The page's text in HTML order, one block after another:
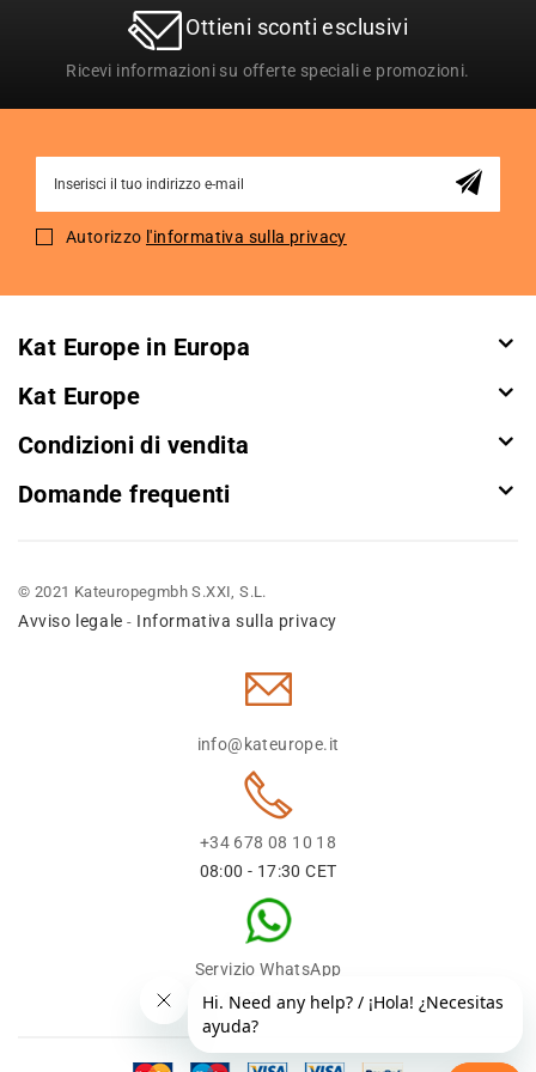
Ottieni sconti esclusivi
Ricevi informazioni su offerte speciali e promozioni.
for
Autorizzo l'informativa sulla privacy
Kat Europe in Europa
Kat Europe
Condizioni di vendita
Domande frequenti
© 2021 Kateuropegmbh S.XXI, S.L.
Avviso legale - Informativa sulla privacy
info@kateurope.it
+34 678 08 10 18
08:00 - 17:30 CET
Servizio WhatsApp
+34 678 08 1018